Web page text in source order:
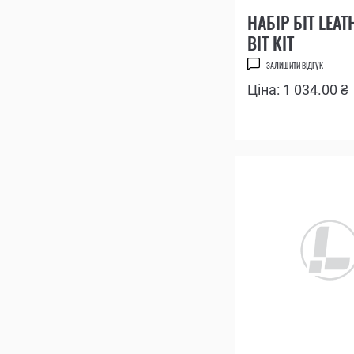
НАБІР БІТ
BIT KIT
ЗАЛИШИТИ ВІДГУК
Ціна: 1 034.00 ₴